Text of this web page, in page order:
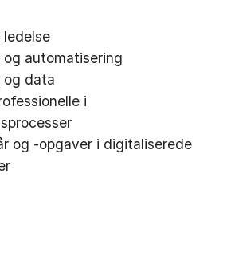
ledelse
og automatisering
og data
i
og -opgaver i digitaliserede